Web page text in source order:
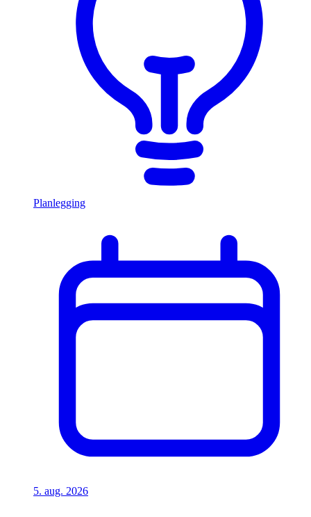
Planlegging
5. aug. 2026